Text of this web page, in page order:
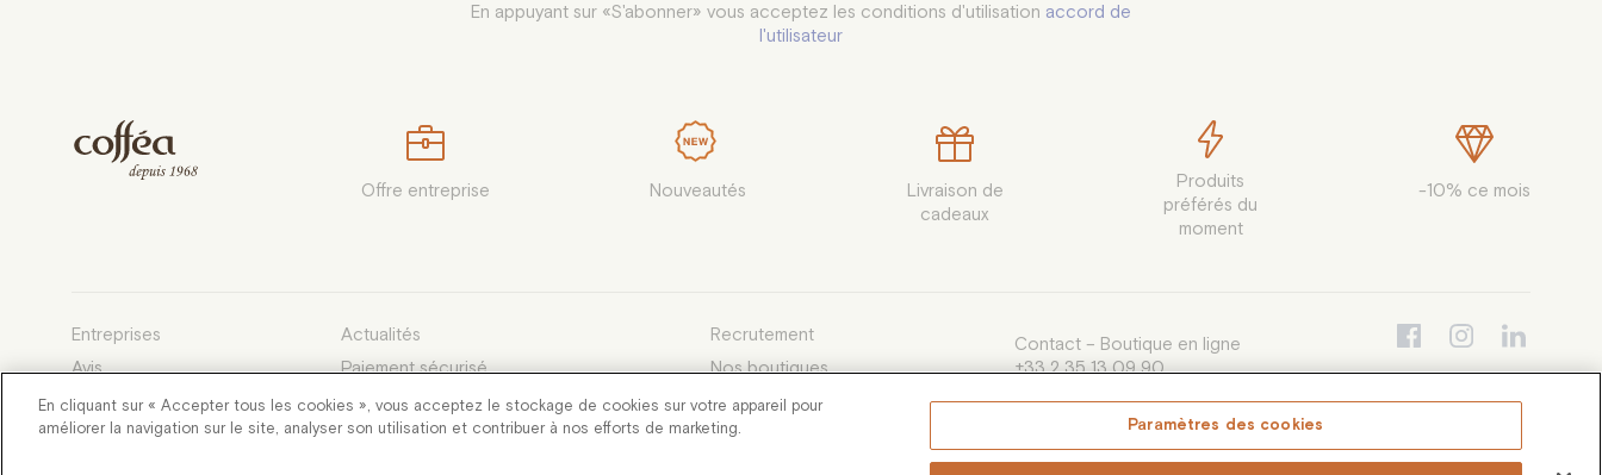
En appuyant sur «S'abonner» vous acceptez les conditions d'utilisation accord de
l'utilisateur
Offre entreprise Nouveautés
Livraison de
cadeaux
Produits
préférés du
moment
-10% ce mois
Entreprises Actualités
Recrutement
Avis
Paiement sécurisé
Nos boutiques
Devenez franchisé
Conditions générales de Vente
Contact – Boutique en ligne
+33 2 35 13 09 90
13h30 à 16h00, appel non surtaxé
En cliquant sur « Accepter tous les cookies », vous acceptez le stockage de cookies sur votre appareil pour
améliorer la navigation sur le site, analyser son utilisation et contribuer à nos efforts de marketing.
Paramètres des cookies